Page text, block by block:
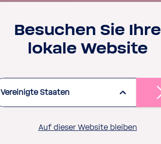
Besu­chen Sie Ihre
lokale Website
Vereinigte Staaten
Auf dieser Website bleiben